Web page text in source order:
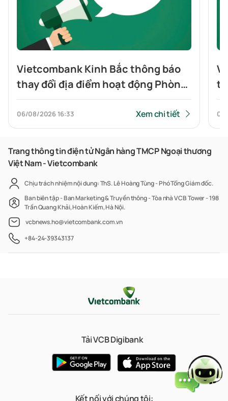
Vietcombank Kinh Bắc thông báo
thay đổi địa điểm hoạt động Phòng
giao dịch Tiên Du
06/08/2026 16:33 Xem chi tiết
Trang thông tin điện tử Ngân hàng TMCP Ngoại thương
Việt Nam - Vietcombank
Chịu trách nhiệm nội dung: ThS. Lê Hoàng Tùng - Phó Tổng Giám đốc.
Ban biên tập - Ban Marketing & Truyền thông - Tòa nhà VCB Tower - 198
Trần Quang Khải, Hoàn Kiếm, Hà Nội.
vcbnews.ho@vietcombank.com.vn
+84-24-39343137
Tải VCB Digibank
Kết nối với chúng tôi: